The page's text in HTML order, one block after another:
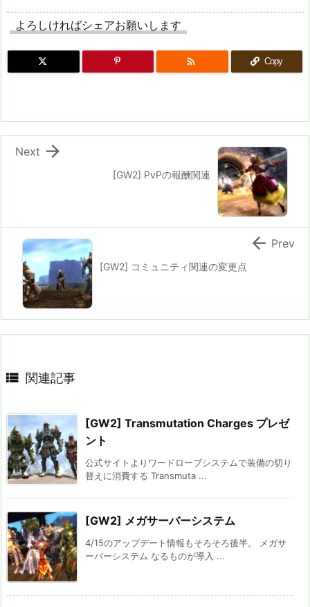
よろしければシェアお願いします
 Copy
[GW2] PvPの報酬関連

Next
[GW2] コミュニティ関連の変更点
 Prev
 関連記事
[GW2] Transmutation Charges プレゼ
ント
公式サイトよりワードローブシステムで装備の切り
替えに消費する Transmuta ...
[GW2] メガサーバーシステム
4/15のアップデート情報もそろそろ後半。 メガサ
ーバーシステム なるものが導入 ...